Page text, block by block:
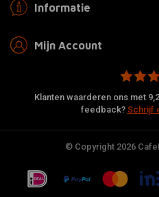
Informatie
Mijn Account
Klanten waarderen ons met
feedback? Schrijf
© Copyright 2026